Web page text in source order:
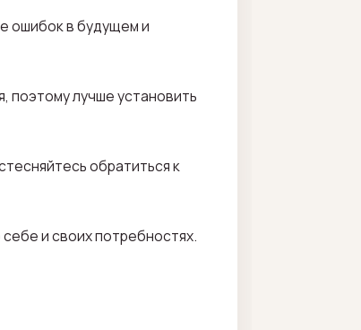
ошибок в будущем и
поэтому лучше установить
обратиться к
и своих потребностях.